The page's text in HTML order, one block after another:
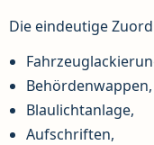
Die eindeutige
Behördenwappen,
Blaulichtanlage,
Aufschriften,